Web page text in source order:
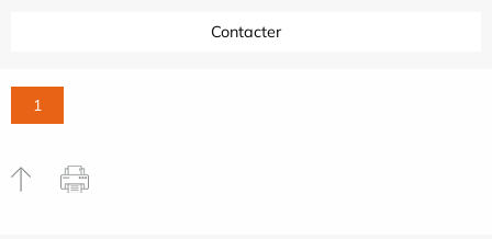
Contacter
1